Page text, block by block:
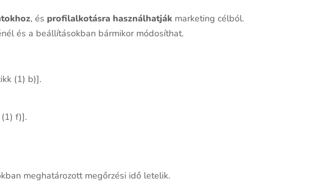
, és profilalkotásra használhatják marketing célból.
és a beállításokban bármikor módosíthat.
(1) b)].
(1) f)].
meghatározott megőrzési idő letelik.